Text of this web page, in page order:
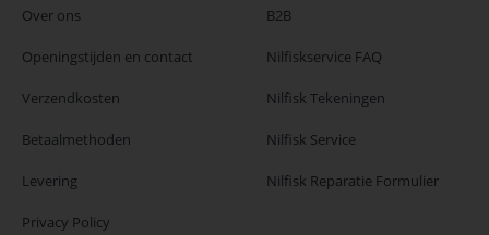
Over ons
Openingstijden en contact
Verzendkosten
Betaalmethoden
Levering
Privacy Policy
B2B
Nilfiskservice FAQ
Nilfisk Tekeningen
Nilfisk Service
Nilfisk Reparatie Formulier